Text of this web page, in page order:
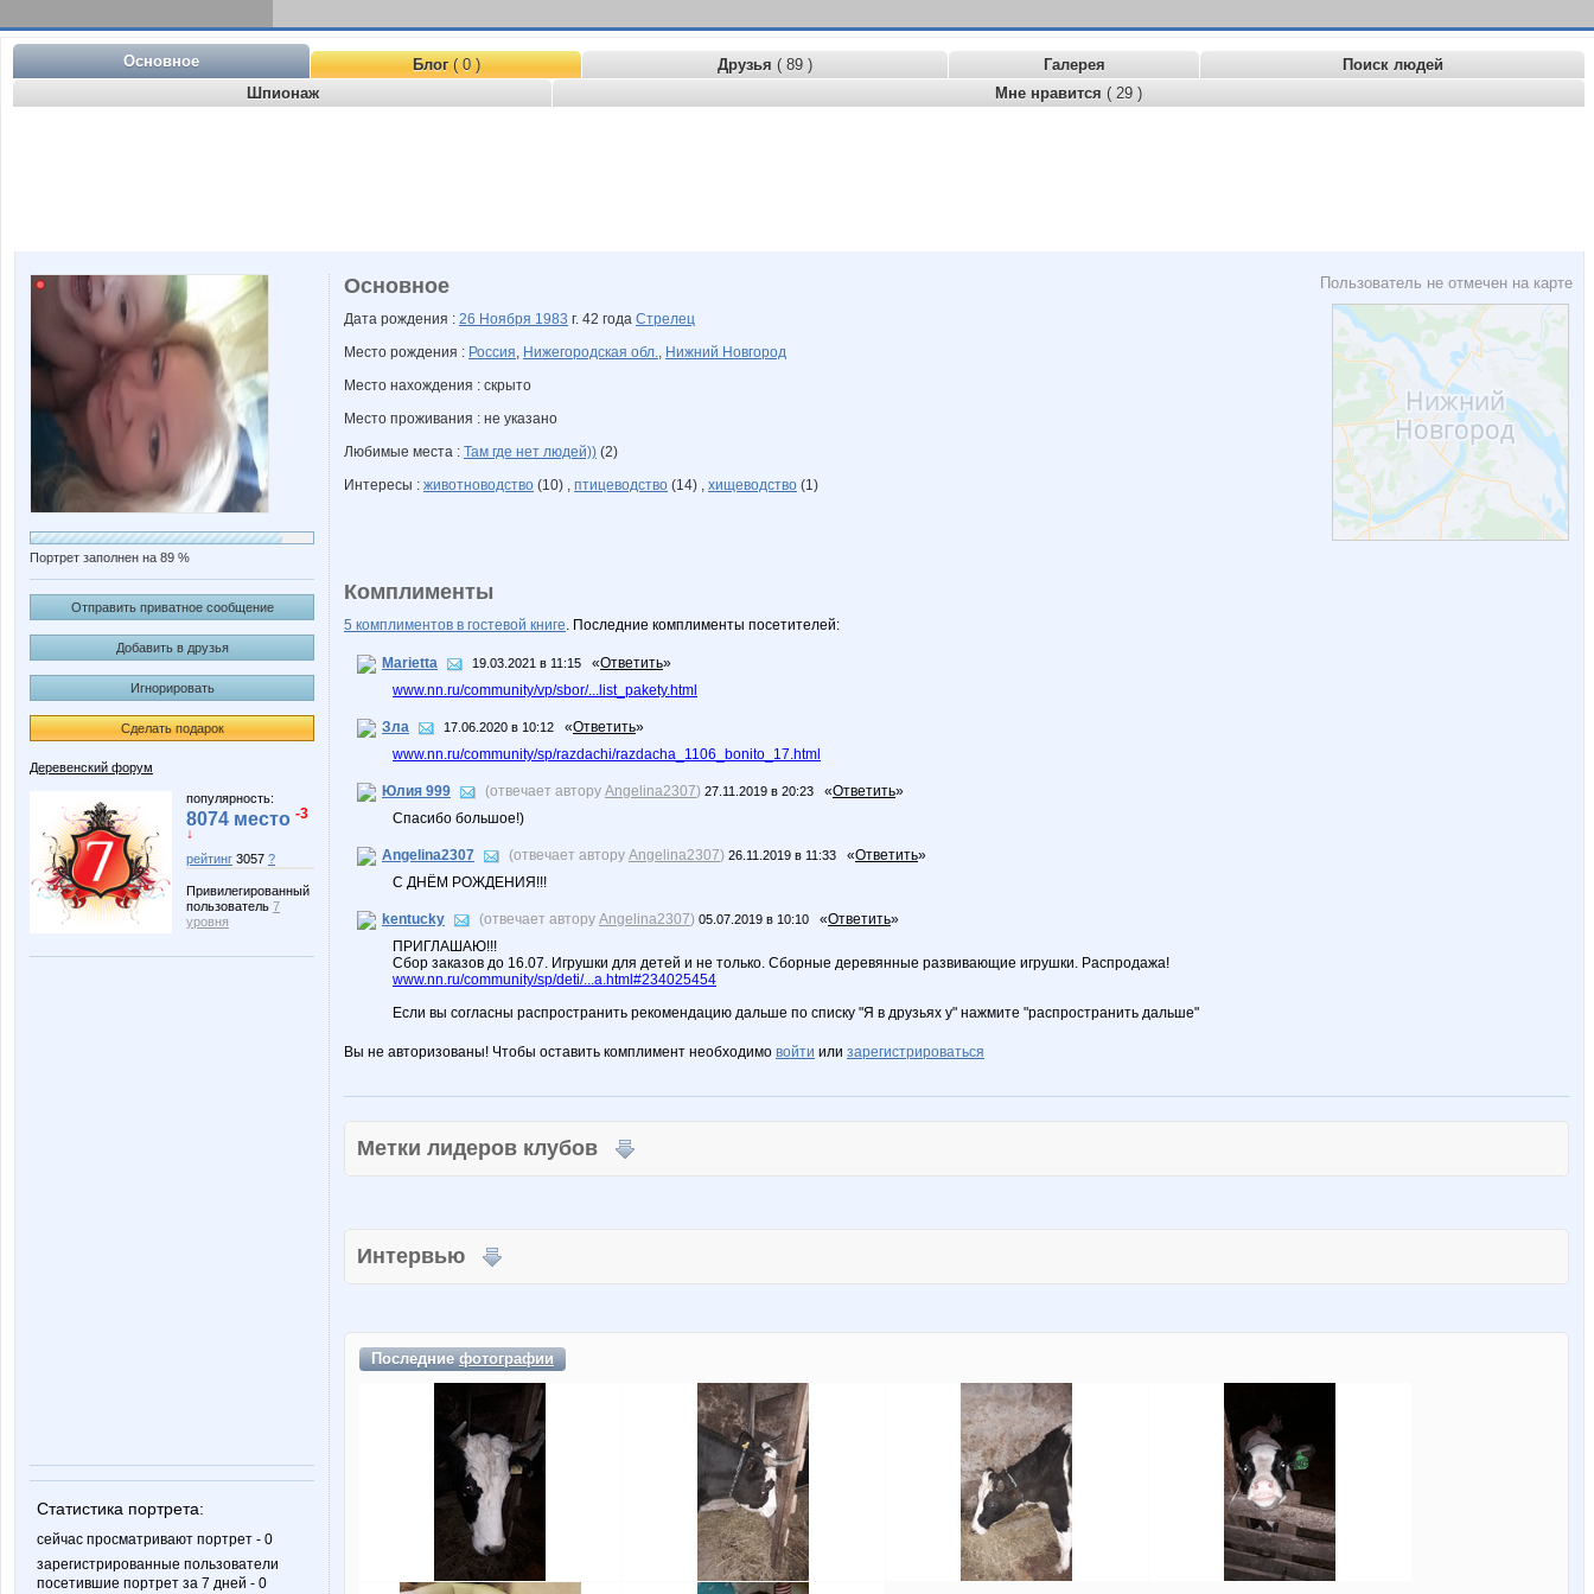
Основное Блог( 0 ) Друзья ( 89 ) Галерея
Поиск людей
Шпионаж
Мне нравится ( 29 )
Портрет заполнен на 89 %
Отправить приватное сообщение
Добавить в друзья
Игнорировать
Сделать подарок
Деревенский форум
популярность:
8074 место -3
↓
рейтинг 3057 ?
Привилегированный
пользователь 7
уровня
Статистика портрета:
сейчас просматривают портрет - 0
зарегистрированные пользователи
посетившие портрет за 7 дней - 0
Пользователь не отмечен на карте
Основное
Дата рождения : 26 Ноября 1983 г. 42 года Стрелец
Место рождения : Россия, Нижегородская обл., Нижний Новгород
Место нахождения : скрыто
Место проживания : не указано
Любимые места : Там где нет людей)) (2)
Интересы : животноводство (10) , птицеводство (14) , хищеводство (1)
Комплименты
5 комплиментов в гостевой книге. Последние комплименты посетителей:
Marietta 19.03.2021 в 11:15 «Ответить»
www.nn.ru/community/vp/sbor/...list_pakety.html
Зла 17.06.2020 в 10:12 «Ответить»
www.nn.ru/community/sp/razdachi/razdacha_1106_bonito_17.html
Юлия 999 (отвечает автору Angelina2307) 27.11.2019 в 20:23 «Ответить»
Спасибо большое!)
Angelina2307 (отвечает автору Angelina2307) 26.11.2019 в 11:33 «Ответить»
С ДНЁМ РОЖДЕНИЯ!!!
kentucky (отвечает автору Angelina2307) 05.07.2019 в 10:10 «Ответить»
ПРИГЛАШАЮ!!!
Сбор заказов до 16.07. Игрушки для детей и не только. Сборные деревянные развивающие игрушки. Распродажа!
www.nn.ru/community/sp/deti/...a.html#234025454
Если вы согласны распространить рекомендацию дальше по списку "Я в друзьях у" нажмите "распространить дальше"
Вы не авторизованы! Чтобы оставить комплимент необходимо войти или зарегистрироваться
Метки лидеров клубов
Интервью
Последниефотографии